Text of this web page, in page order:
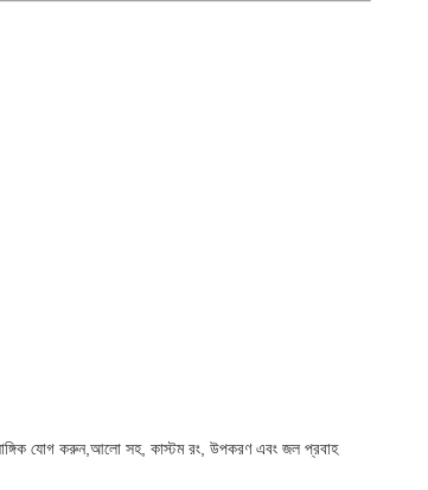
যোগ করুন,আলো সহ, কাস্টম রং, উপকরণ এবং জল প্রবাহ